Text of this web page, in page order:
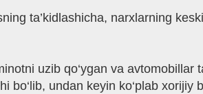
ta’kidlashicha, narxlarning
uzib qo‘ygan va
undan keyin ko‘plab xorijiy